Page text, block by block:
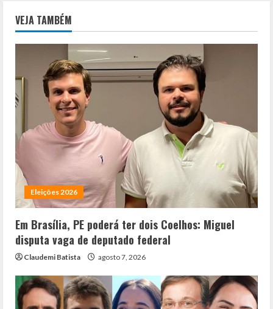
VEJA TAMBÉM
Eleições 2026
Em Brasília, PE poderá ter dois Coelhos: Miguel
disputa vaga de deputado federal
Claudemi Batista agosto 7, 2026